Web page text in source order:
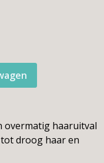
overmatig haaruitval
droog haar en